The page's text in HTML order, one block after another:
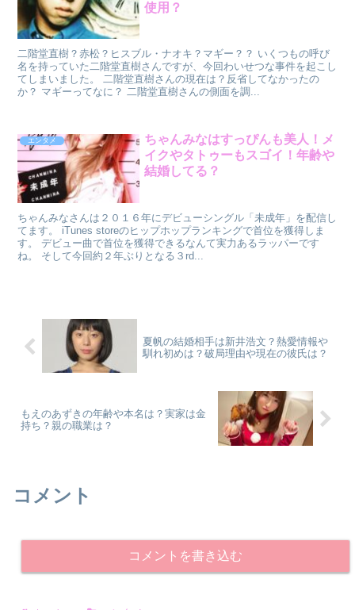
使用？
二階堂直樹？赤松？ヒスブル・ナオキ？マギー？？ いくつもの呼び
名を持っていた二階堂直樹さんですが、今回わいせつな事件を起こし
てしまいました。 二階堂直樹さんの現在は？反省してなかったの
か？ マギーってなに？ 二階堂直樹さんの側面を調...
エンタメ
ちゃんみなはすっぴんも美人！メ
イクやタトゥーもスゴイ！年齢や
結婚してる？
ちゃんみなさんは２０１６年にデビューシングル「未成年」を配信し
てます。 iTunes storeのヒップホップランキングで首位を獲得しま
す。 デビュー曲で首位を獲得できるなんて実力あるラッパーです
ね。 そして今回約２年ぶりとなる３rd...
夏帆の結婚相手は新井浩文？熱愛情報や
馴れ初めは？破局理由や現在の彼氏は？
もえのあずきの年齢や本名は？実家は金
持ち？親の職業は？
コメント
コメントを書き込む